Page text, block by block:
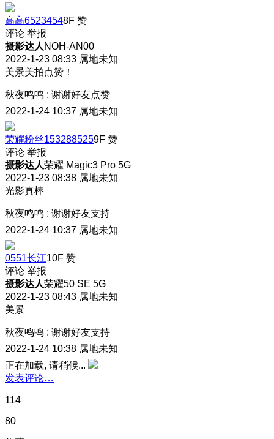
高高65234548F 赞
评论 举报
摄影达人 NOH-AN00
2022-1-23 08:33 属地未知
美景美拍点赞！
秋夜鸣鸣 : 谢谢好友点赞
2022-1-24 10:37 属地未知
荣耀粉丝1532885259F 赞
评论 举报
摄影达人荣耀 Magic3 Pro 5G
2022-1-23 08:38 属地未知
光影真棒
秋夜鸣鸣 : 谢谢好友支持
2022-1-24 10:37 属地未知
0551长江10F 赞
评论 举报
摄影达人荣耀50 SE 5G
2022-1-23 08:43 属地未知
美景
秋夜鸣鸣 : 谢谢好友支持
2022-1-24 10:38 属地未知
正在加载, 请稍候...
发表评论…
114
80